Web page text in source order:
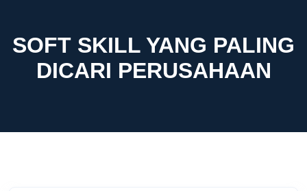
SOFT SKILL YANG PALING
DICARI PERUSAHAAN